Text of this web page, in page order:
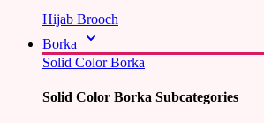
Hijab Brooch
Borka
Solid Color Borka
Solid Color Borka Subcategories